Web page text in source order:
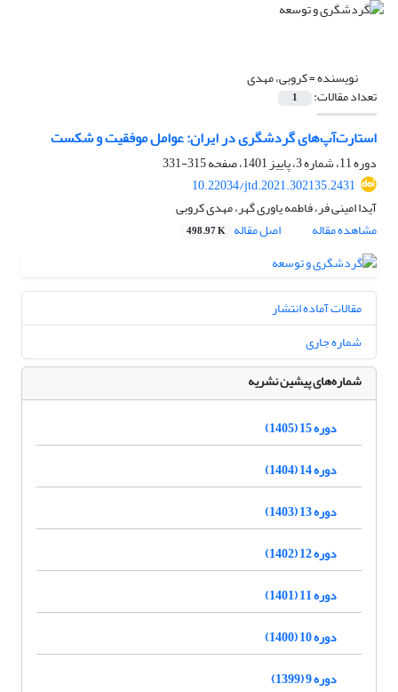
نویسنده =کروبی، مهدی
تعداد مقالات: 1
استارت‌آپ‌های گردشگری در ایران: عوامل موفقیت و شکست
دوره 11، شماره 3، پاییز 1401، صفحه
315-331
10.22034/jtd.2021.302135.2431
آیدا امینی فر، فاطمه یاوری گهر، مهدی کروبی
مشاهده مقاله
اصل مقاله 498.97 K
مقالات آماده انتشار
شماره جاری
شماره‌های پیشین نشریه
دوره 15 (1405)
دوره 14 (1404)
دوره 13 (1403)
دوره 12 (1402)
دوره 11 (1401)
دوره 10 (1400)
دوره 9 (1399)